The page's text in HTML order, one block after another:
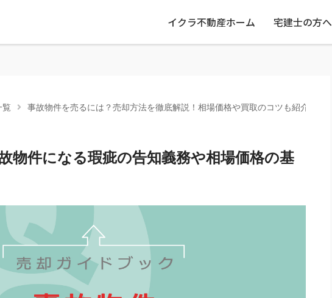
イクラ不動産ホーム 宅建士の方へ
覧 事故物件を売るには？売却方法を徹底解説！相場価格や買取のコツも紹介
物件になる瑕疵の告知義務や相場価格の基